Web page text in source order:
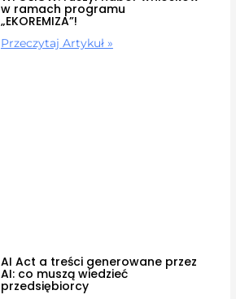
w ramach programu
„EKOREMIZA”!
Przeczytaj Artykuł »
AI Act a treści generowane przez
AI: co muszą wiedzieć
przedsiębiorcy